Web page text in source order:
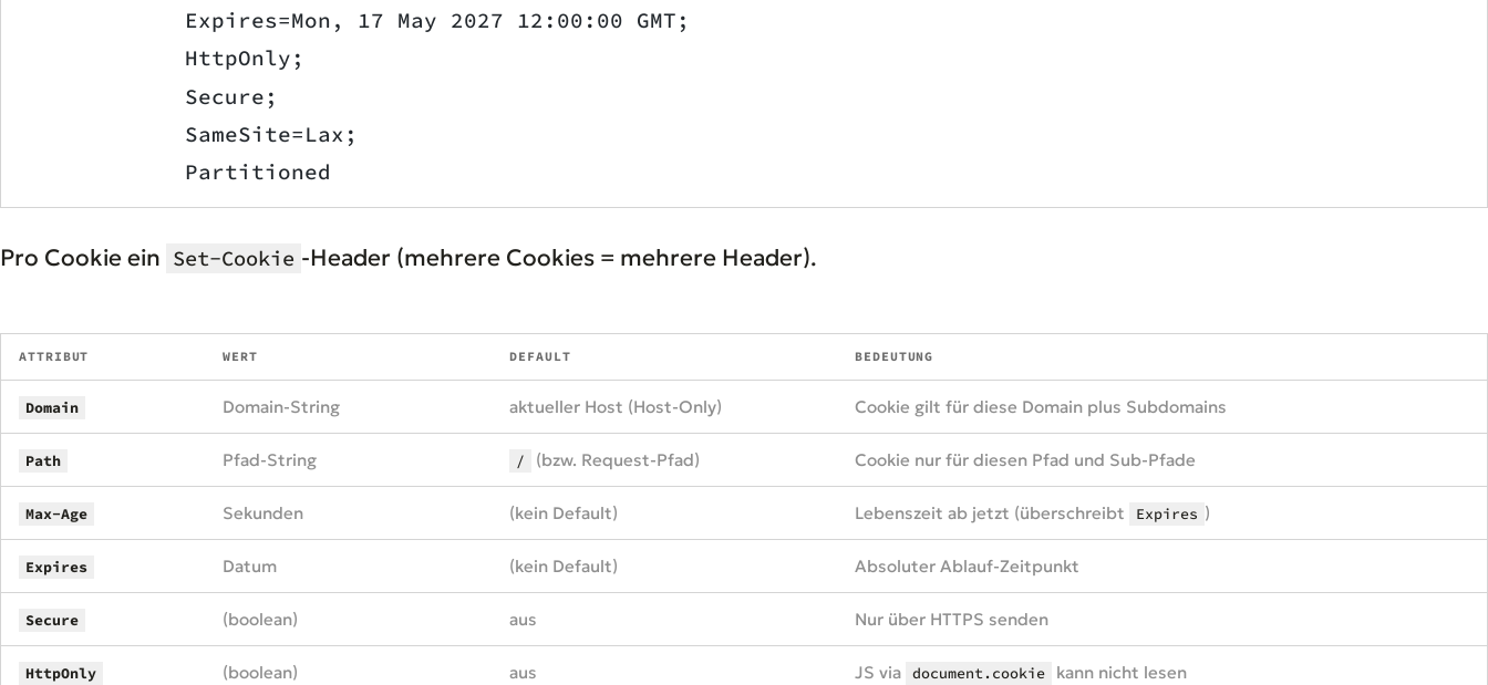
            Expires=Mon, 17 May 2027 12:00:00 GMT;
            HttpOnly;
            Secure;
            SameSite=Lax;
            Partitioned
Pro Cookie ein Set-Cookie -Header (mehrere Cookies = mehrere Header).
ATTRIBUT WERT DEFAULT BEDEUTUNG
Domain Domain-String aktueller Host (Host-Only) Cookie gilt für diese Domain plus Subdomains
Path Pfad-String / (bzw. Request-Pfad) Cookie nur für diesen Pfad und Sub-Pfade
Max-Age Sekunden (kein Default) Lebenszeit ab jetzt (überschreibt Expires )
Expires Datum (kein Default) Absoluter Ablauf-Zeitpunkt
Secure (boolean) aus Nur über HTTPS senden
HttpOnly (boolean) aus JS via document.cookie kann nicht lesen